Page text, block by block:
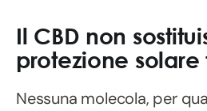
Il CBD non
protezione
Nessuna molecola, per